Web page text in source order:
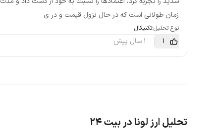
زمان طولانی است که در حال نزول قیمت و در ی
نوع تحلیل:تکنیکال
1 1 سال پیش
تحلیل ارز لونا در بیت 24